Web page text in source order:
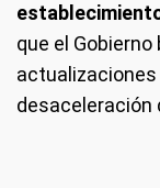
que el
desaceleración